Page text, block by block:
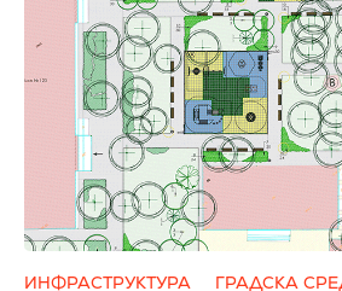
ИНФРАСТРУКТУРА
ГРАДСКА